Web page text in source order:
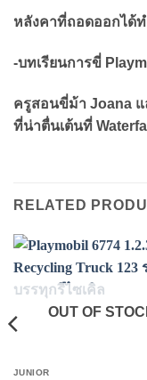
หลังคาที่ถอดออกได้ท
-บทเรียนการขี่
ครูสอนขี่ม้า Joana
ที่น่าตื่นเต้นที่
RELATED
OUT OF
JUNIOR